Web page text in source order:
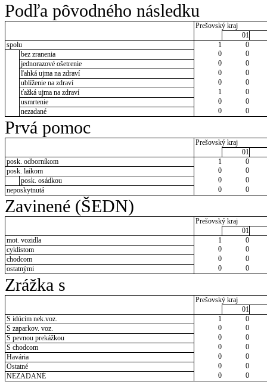
Podľa pôvodného následku
Prešovský kraj
01
spolu
1
0
bez zranenia
0
0
jednorazové ošetrenie
0
0
ľahká ujma na zdraví
0
0
ublíženie na zdraví
0
0
ťažká ujma na zdraví
1
0
usmrtenie
0
0
nezadané
0 0
Prvá pomoc
Prešovský kraj
01
posk. odborníkom
1
0
posk. laikom
0
0
posk. osádkou
0
0
neposkytnutá
0 0
Zavinené (ŠEDN)
Prešovský kraj
01
mot. vozidla
1
0
cyklistom
0
0
chodcom
0
0
ostatnými
0 0
Zrážka s
Prešovský kraj
01
S idúcim nek.voz.
1
0
S zaparkov. voz.
0
0
S pevnou prekážkou
0
0
S chodcom
0
0
Havária
0
0
Ostatné
0
0
NEZADANÉ
0 0